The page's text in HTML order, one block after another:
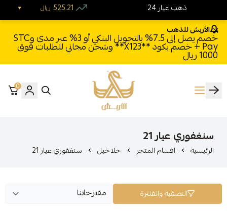
الأربش للذهب
خصم يصل إلى 7.5% بالتحويل البنكي أو 3% عبر مدى وSTC
Pay + خصم بكود **X123** وشحن مجاني للطلبات فوق
1000 ريال
الأربش للذهب
0
سنغفوري عيار 21
الرئيسية اقسام المتجر خلاخيل سنغفوري عيار 21
التصفية والفلترة
24 ذهب عيار ريال 525.21